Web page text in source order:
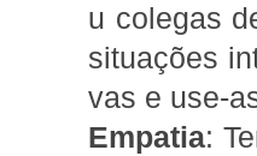
u colegas
situações
vas e use-
Empatia: